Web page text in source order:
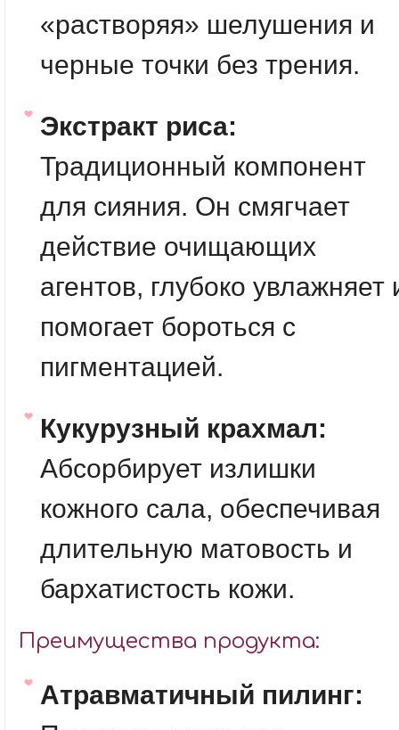
«растворяя» шелушения и
черные точки без трения.
Экстракт риса:
Традиционный компонент
для сияния. Он смягчает
действие очищающих
агентов, глубоко увлажняет
помогает бороться с
пигментацией.
Кукурузный крахмал:
Абсорбирует излишки
кожного сала, обеспечивая
длительную матовость и
бархатистость кожи.
Преимущества продукта:
Атравматичный пилинг: